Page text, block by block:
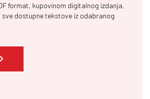
format, kupovinom digitalnog izdanja,
dostupne tekstove iz odabranog